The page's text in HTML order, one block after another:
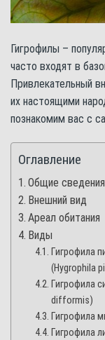
Гигрофилы –
часто входят в
Привлекательный
их настоящими
познакомим вас с
Оглавление
Общие сведения
Внешний вид
Ареал обитания
Виды
Гигрофила
(Hygrophila
Гигрофила
difformis)
Гигрофила
Гигрофила